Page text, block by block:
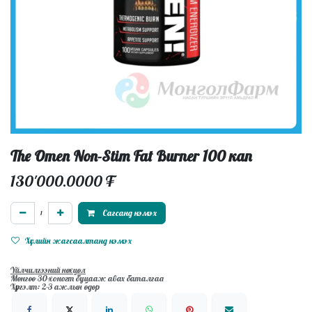
The Omen Non-Stim Fat Burner 100 кап
130'000.0000₮
Сагсанд нэмэх
Хүслийн жагсаалтанд нэмэх
Үйлчилгээний нөхцөл
Мөнгөө 30-хоногт буцааж авах баталгаа
Хүргэлт: 2-3 ажлын өдөр